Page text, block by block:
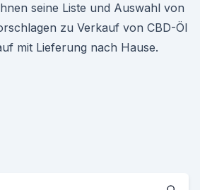
seine Liste und Auswahl von
zu Verkauf von CBD-Öl
mit Lieferung nach Hause.